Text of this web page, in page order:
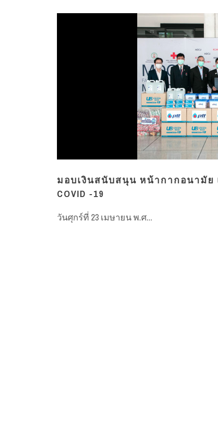
มอบเงินสนับสนุน หน้ากากอนามัย
COVID -19
วันศุกร์ที่ 23 เมษายน พ.ศ...